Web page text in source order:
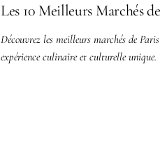
Les 10 Meilleurs Marchés
Découvrez les meilleurs marchés de
expérience culinaire et culturelle unique.